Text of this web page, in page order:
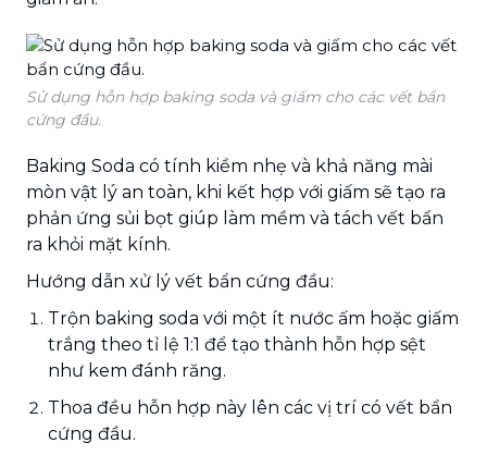
Sử dụng hỗn hợp baking soda và giấm cho các vết bẩn
cứng đầu.
Baking Soda có tính kiềm nhẹ và khả năng mài
mòn vật lý an toàn, khi kết hợp với giấm sẽ tạo ra
phản ứng sủi bọt giúp làm mềm và tách vết bẩn
ra khỏi mặt kính.
Hướng dẫn xử lý vết bẩn cứng đầu:
Trộn baking soda với một ít nước ấm hoặc giấm
trắng theo tỉ lệ 1:1 để tạo thành hỗn hợp sệt
như kem đánh răng.
Thoa đều hỗn hợp này lên các vị trí có vết bẩn
cứng đầu.